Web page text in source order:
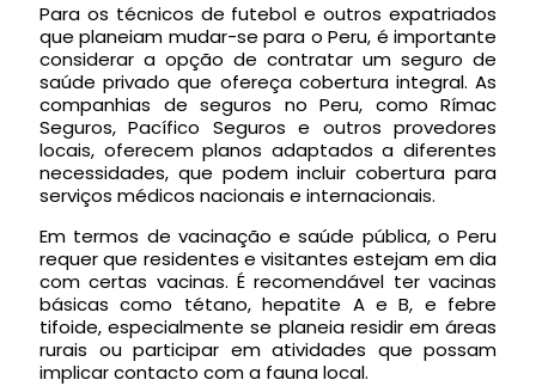
Para os técnicos de futebol e outros expatriados
que planeiam mudar-se para o Peru, é importante
considerar a opção de contratar um seguro de
saúde privado que ofereça cobertura integral. As
companhias de seguros no Peru, como Rímac
Seguros, Pacífico Seguros e outros provedores
locais, oferecem planos adaptados a diferentes
necessidades, que podem incluir cobertura para
serviços médicos nacionais e internacionais.
Em termos de vacinação e saúde pública, o Peru
requer que residentes e visitantes estejam em dia
com certas vacinas. É recomendável ter vacinas
básicas como tétano, hepatite A e B, e febre
tifoide, especialmente se planeia residir em áreas
rurais ou participar em atividades que possam
implicar contacto com a fauna local.